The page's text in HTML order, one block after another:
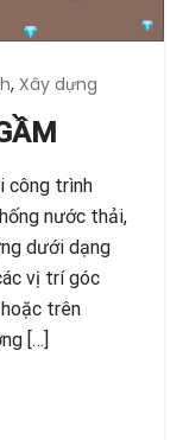
, Xây dựng
công trình
nước thải,
dưới dạng
vị trí góc
trên
[…]